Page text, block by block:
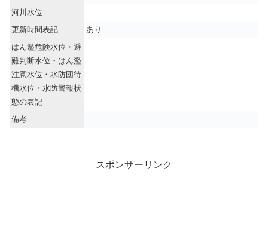
河川水位
–
更新時間表記
あり
はん濫危険水位・避
難判断水位・はん濫
注意水位・水防団待
機水位・水防警報状
態の表記
–
備考
スポンサーリンク